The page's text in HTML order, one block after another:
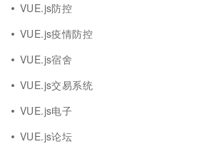
VUE.js防控
VUE.js疫情防控
VUE.js宿舍
VUE.js交易系统
VUE.js电子
VUE.js论坛